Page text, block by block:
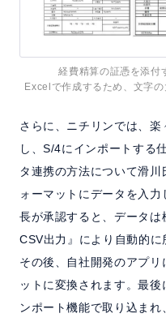
経費精算の証憑を添付
Excelで作成するため、文字の
さらに、ニチリンでは、
し、S/4にインポートする
タ連携の方法について滑
ォーマットにデータを入
長が承認すると、データ
CSV出力』により自動的に
その後、自社開発のアプ
ットに変換されます。最
ンポート機能で取り込ま